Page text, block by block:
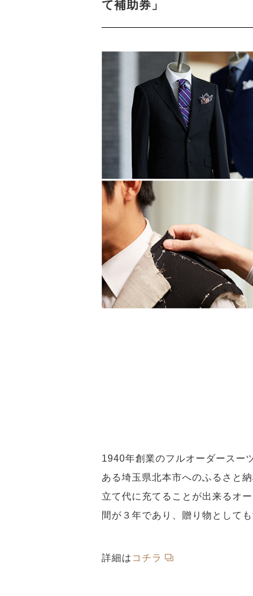
て補助券」
1940年創業のフルオーダースー
ある埼玉県北本市へのふるさと
立て代に充てることが出来るオ
間が３年であり、贈り物として
詳細は コチラ